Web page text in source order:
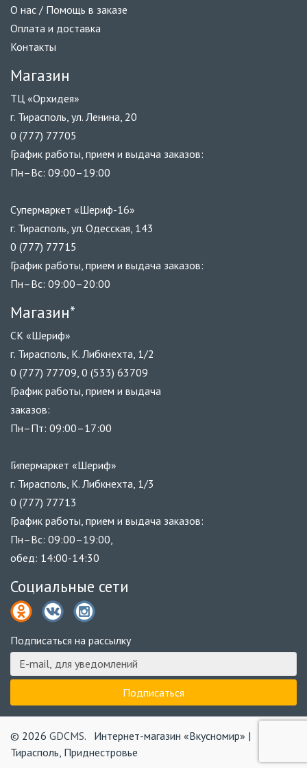
О нас / Помощь в заказе
Оплата и доставка
Контакты
Магазин
ТЦ «Орхидея»
г. Тирасполь, ул. Ленина, 20
0 (777) 77705
График работы, прием и выдача заказов:
Пн–Вс: 09:00–19:00
Супермаркет «Шериф-16»
г. Тирасполь, ул. Одесская, 143
0 (777) 77715
График работы, прием и выдача заказов:
Пн–Вс: 09:00–20:00
Магазин*
СК «Шериф»
г. Тирасполь, К. Либкнехта, 1/2
0 (777) 77709, 0 (533) 63709
График работы, прием и выдача
заказов:
Пн–Пт: 09:00–17:00
Гипермаркет «Шериф»
г. Тирасполь, К. Либкнехта, 1/3
0 (777) 77713
График работы, прием и выдача заказов:
Пн–Вс: 09:00–19:00,
обед: 14:00-14:30
Социальные сети
Подписаться на рассылку
© 2026 GDCMS. Интернет-магазин «Вкусномир» |
Тирасполь, Приднестровье